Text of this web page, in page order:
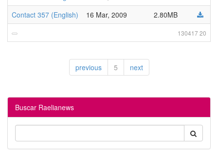
Contact 357 (English)
16 Mar, 2009 2.80MB
130417 20
previous 5 next
Buscar Raelianews